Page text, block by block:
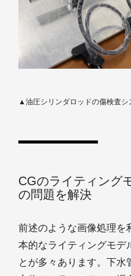
▲油圧シリンダロッドの傷検査シ
CGのライティング
の問題を解決
前述のような画像処理を
本的なライティングモデ
とが多々あります。下水